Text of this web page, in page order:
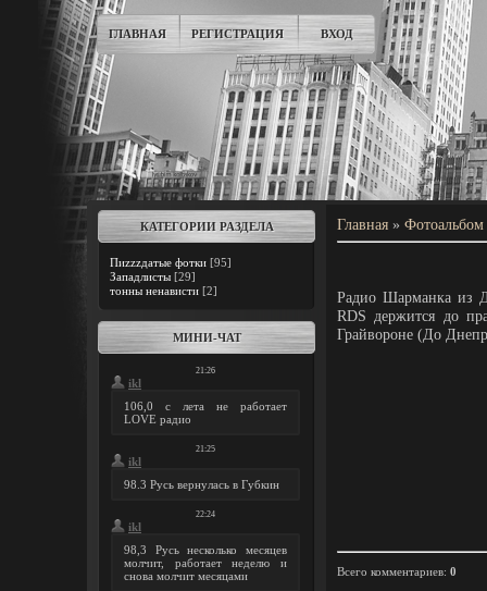
ГЛАВНАЯ РЕГИСТРАЦИЯ ВХОД
КАТЕГОРИИ РАЗДЕЛА
Пиzzzдатые фотки [95]
Западлисты [29]
тонны ненависти [2]
МИНИ-ЧАТ
Главная » Фотоальбом
Радио Шарманка из
RDS держится до
Грайвороне (До
Всего комментариев: 0